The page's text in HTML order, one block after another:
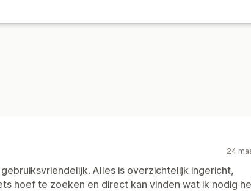
24
Alles is overzichtelijk ingericht,
hoef te zoeken en direct kan vinden wat ik nodig